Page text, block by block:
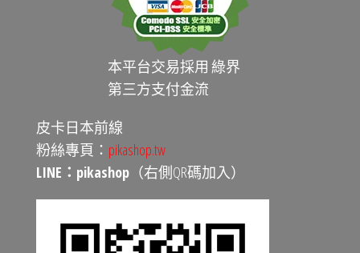
本平台交易採用 綠界
第三方支付金流
皮卡日本前線
粉絲專頁： pikashop.tw
LINE：pikashop （右側QR碼加入）